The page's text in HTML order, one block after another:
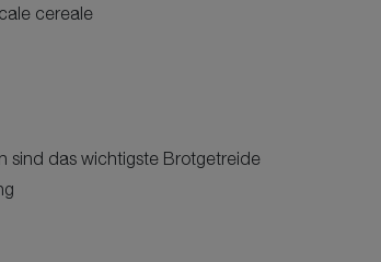
cereale
sind das wichtigste Brotgetreide